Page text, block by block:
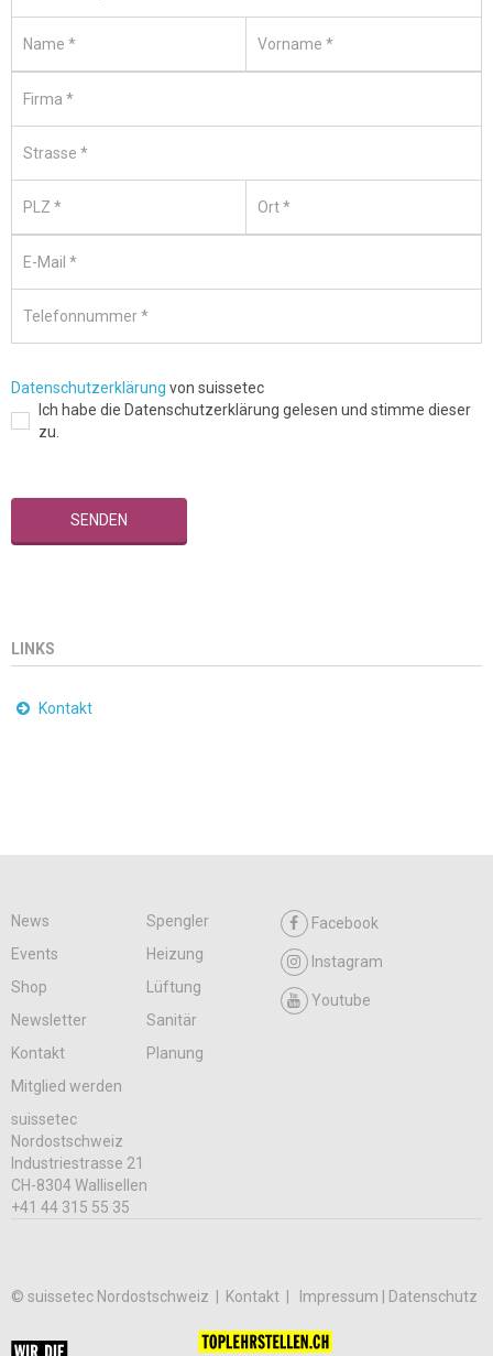
Datenschutzerklärung von suissetec
Ich habe die Datenschutzerklärung gelesen und stimme dieser
zu.
LINKS
Kontakt
News
Spengler
Events
Heizung
Shop
Lüftung
Newsletter
Sanitär
Kontakt
Planung
Mitglied werden
Facebook
Instagram
Youtube
suissetec
Nordostschweiz
Industriestrasse 21
CH-8304 Wallisellen
+41 44 315 55 35
© suissetec Nordostschweiz | Kontakt Impressum | Datenschutz